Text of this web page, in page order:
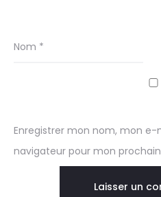
Nom *
Enregistrer mon nom, mon
navigateur pour mon